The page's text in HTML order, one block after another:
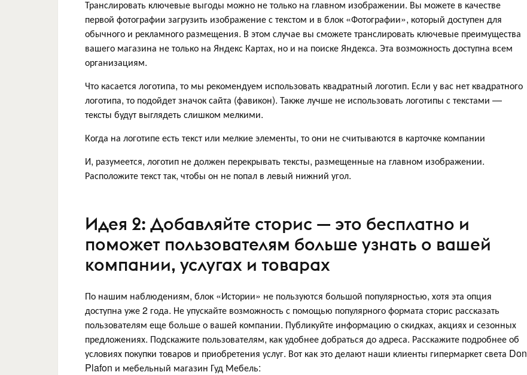
Транслировать ключевые выгоды можно не только на главном изображении. Вы можете в качестве
первой фотографии загрузить изображение с текстом и в блок «Фотографии», который доступен для
обычного и рекламного размещения. В этом случае вы сможете транслировать ключевые преимущества
вашего магазина не только на Яндекс Картах, но и на поиске Яндекса. Эта возможность доступна всем
организациям.
Что касается логотипа, то мы рекомендуем использовать квадратный логотип. Если у вас нет квадратного
логотипа, то подойдет значок сайта (фавикон). Также лучше не использовать логотипы с текстами —
тексты будут выглядеть слишком мелкими.
Когда на логотипе есть текст или мелкие элементы, то они не считываются в карточке компании
И, разумеется, логотип не должен перекрывать тексты, размещенные на главном изображении.
Расположите текст так, чтобы он не попал в левый нижний угол.
Идея 2: Добавляйте сторис — это бесплатно и
поможет пользователям больше узнать о вашей
компании, услугах и товарах
По нашим наблюдениям, блок «Истории» не пользуются большой популярностью, хотя эта опция
доступна уже 2 года. Не упускайте возможность с помощью популярного формата сторис рассказать
пользователям еще больше о вашей компании. Публикуйте информацию о скидках, акциях и сезонных
предложениях. Подскажите пользователям, как удобнее добраться до адреса. Расскажите подробнее об
условиях покупки товаров и приобретения услуг. Вот как это делают наши клиенты гипермаркет света Don
Plafon и мебельный магазин Гуд Мебель: